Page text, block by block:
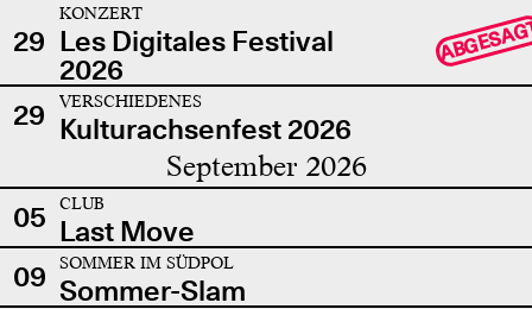
29
KONZERT
Les Digitales Festival
2026
29 VERSCHIEDENES
Kulturachsenfest 2026
September 2026
05 CLUB
Last Move
09
SOMMER IM SÜDPOL
Sommer-Slam